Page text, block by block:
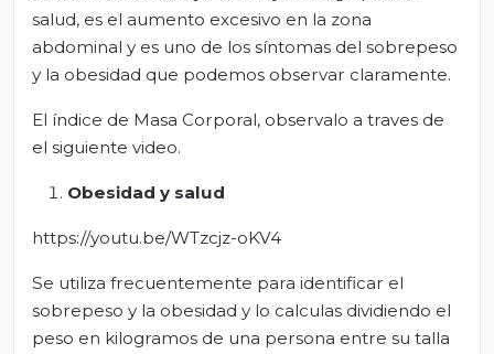
salud, es el aumento excesivo en la zona
abdominal y es uno de los síntomas del sobrepeso
y la obesidad que podemos observar claramente.
El índice de Masa Corporal, observalo a traves de
el siguiente video.
Obesidad y salud
https://youtu.be/WTzcjz-oKV4
Se utiliza frecuentemente para identificar el
sobrepeso y la obesidad y lo calculas dividiendo el
peso en kilogramos de una persona entre su talla